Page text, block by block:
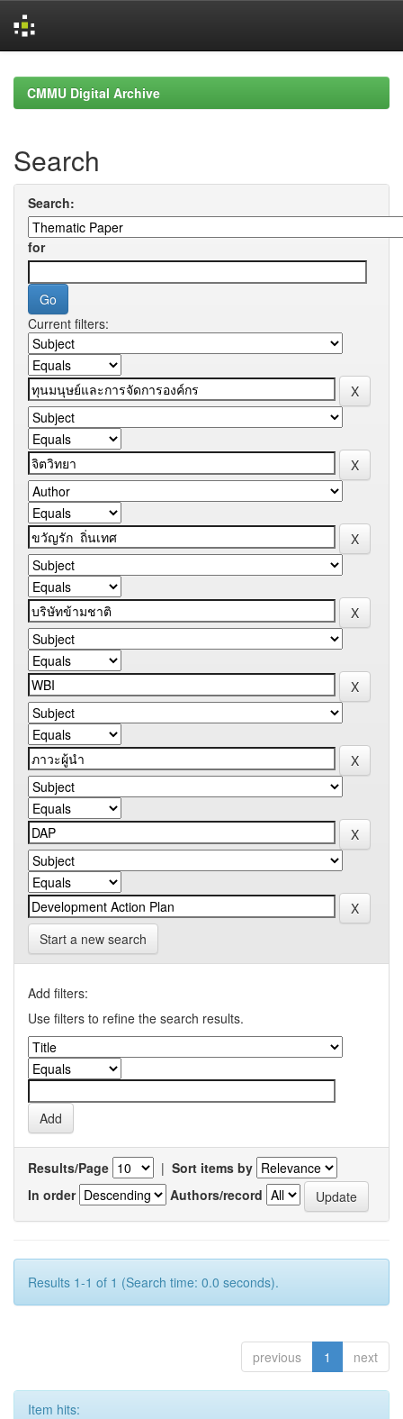
navigationCMMU Digital Archive
Search
Search:
for
Current filters:
Start a new search
Add filters:
Use filters to refine the search results.
Results/Page | Sort items by
In order
Authors/record
Results 1-1 of 1 (Search time: 0.0 seconds).
previous 1 next
Item hits: